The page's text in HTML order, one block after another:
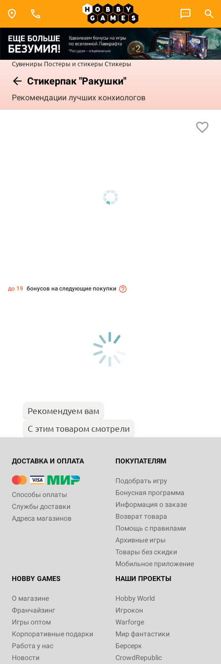
Сувениры Постеры и стикеры Стикеры
Стикерпак "Ракушки"
Рекомендации лучших конхиологов
до 19 бонусов на следующие покупки
Рекомендуем вам
С этим товаром смотрели
ДОСТАВКА И ОПЛАТА
Способы оплаты
Службы доставки
Адреса магазинов
ПОКУПАТЕЛЯМ
Подобрать игру
Бонусная программа
Информация о заказе
Возврат товара
Помощь с правилами
Архивные игры
Товары без скидки
Мобильное приложение
HOBBY GAMES
О магазине
Франчайзинг
Игры оптом
Корпоративные подарки
Работа у нас
Новости
НАШИ ПРОЕКТЫ
Hobby World
Игрокон
Warforge
Мир фантастики
Берсерк
CrowdRepublic